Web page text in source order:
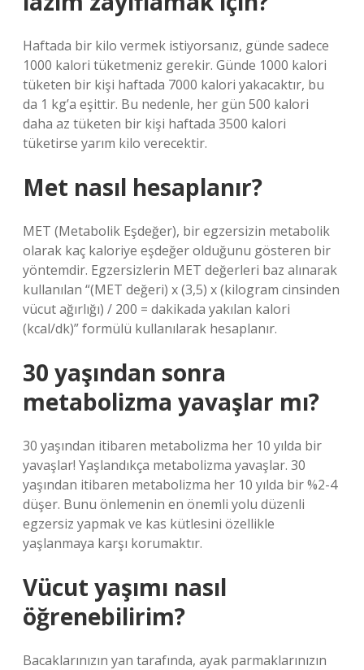
Haftada bir kilo vermek istiyorsanız, günde sadece
1000 kalori tüketmeniz gerekir. Günde 1000 kalori
tüketen bir kişi haftada 7000 kalori yakacaktır, bu
da 1 kg’a eşittir. Bu nedenle, her gün 500 kalori
daha az tüketen bir kişi haftada 3500 kalori
tüketirse yarım kilo verecektir.
Met nasıl hesaplanır?
MET (Metabolik Eşdeğer), bir egzersizin metabolik
olarak kaç kaloriye eşdeğer olduğunu gösteren bir
yöntemdir. Egzersizlerin MET değerleri baz alınarak
kullanılan “(MET değeri) x (3,5) x (kilogram cinsinden
vücut ağırlığı) / 200 = dakikada yakılan kalori
(kcal/dk)” formülü kullanılarak hesaplanır.
30 yaşından sonra
metabolizma yavaşlar mı?
30 yaşından itibaren metabolizma her 10 yılda bir
yavaşlar! Yaşlandıkça metabolizma yavaşlar. 30
yaşından itibaren metabolizma her 10 yılda bir %2-4
düşer. Bunu önlemenin en önemli yolu düzenli
egzersiz yapmak ve kas kütlesini özellikle
yaşlanmaya karşı korumaktır.
Vücut yaşımı nasıl
öğrenebilirim?
Bacaklarınızın yan tarafında, ayak parmaklarınızın